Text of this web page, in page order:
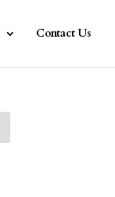
Contact Us